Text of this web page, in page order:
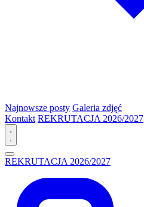
Najnowsze posty Galeria zdjęć
Kontakt REKRUTACJA 2026/2027
REKRUTACJA 2026/2027